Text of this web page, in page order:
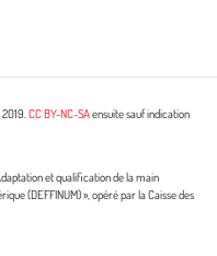
CC BY-NC-SAensuite sauf indication
et qualification de la main
(DEFFINUM) », opéré par la Caisse des